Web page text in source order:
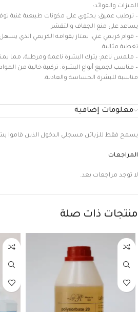
الميزات والفوائد:
– ترطيب عميق: يحتوي على مكونات طبيعية غنية
يساعد على منع الجفاف والتقشر.
– قوام كريمي غني: يمتاز بقوامه الكريمي الذي
تغطية مثالية.
– ملمس ناعم: يترك البشرة ناعمة ومرطبة، مما
– مناسب لجميع أنواع البشرة: تركيبة خالية من
مناسبة للبشرة الحساسة والعادية.
معلومات إضافية
المراجعات
لا توجد مراجعات بعد.
يسمح فقط للزبائن مسجلي الدخول الذين قاموا
منتجات ذات صلة